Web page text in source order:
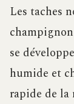
Les taches
se
humide et
rapide de la